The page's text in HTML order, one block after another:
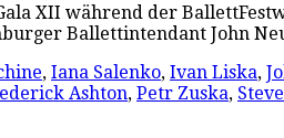
XII während der
Ballettintendant John
, Iana Salenko, Ivan Liska,
Ashton, Petr Zuska,